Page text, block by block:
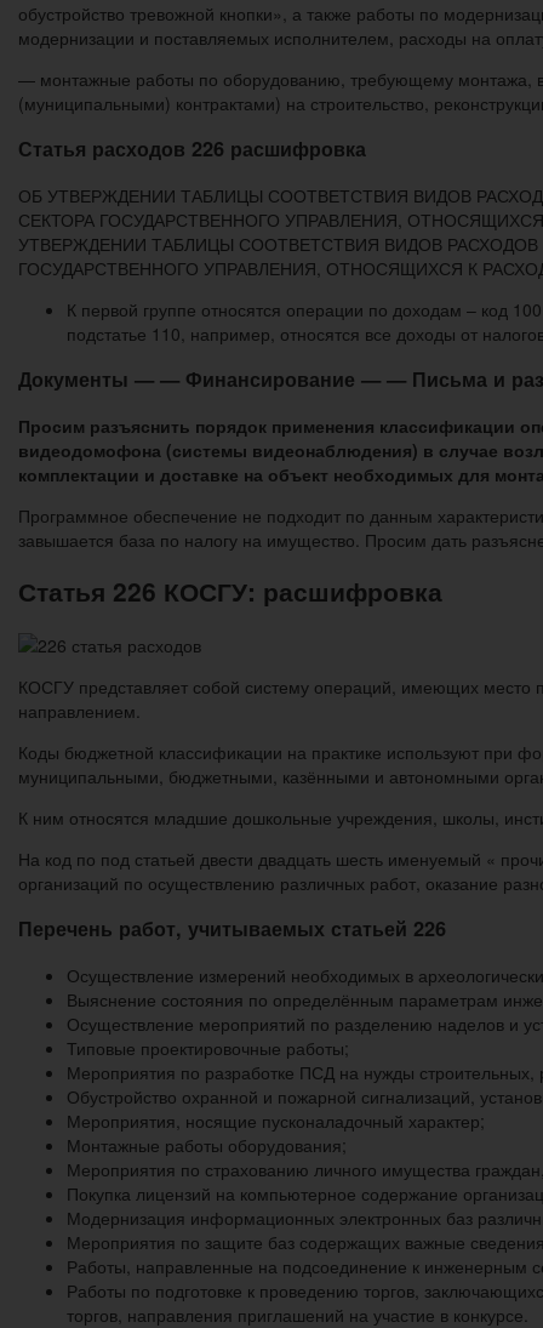
обустройство тревожной кнопки», а также работы по
модернизации и поставляемых исполнителем, расходы на
— монтажные работы по оборудованию, требующему монтажа, в
(муниципальными) контрактами) на строительство,
Статья расходов 226 расшифровка
ОБ УТВЕРЖДЕНИИ ТАБЛИЦЫ СООТВЕТСТВИЯ ВИДОВ
СЕКТОРА ГОСУДАРСТВЕННОГО УПРАВЛЕНИЯ,
УТВЕРЖДЕНИИ ТАБЛИЦЫ СООТВЕТСТВИЯ ВИДОВ
ГОСУДАРСТВЕННОГО УПРАВЛЕНИЯ, ОТНОСЯЩИХСЯ К
К первой группе относятся операции по доходам – код
подстатье 110, например, относятся все доходы от
Документы — — Финансирование — — Письма и
Просим разъяснить порядок применения классификации
видеодомофона (системы видеонаблюдения) в случае
комплектации и доставке на объект необходимых для
Программное обеспечение не подходит по данным
завышается база по налогу на имущество. Просим дать
Статья 226 КОСГУ: расшифровка
КОСГУ представляет собой систему операций, имеющих место
направлением.
Коды бюджетной классификации на практике используют при
муниципальными, бюджетными, казёнными и автономными
К ним относятся младшие дошкольные учреждения, школы,
На код по под статьей двести двадцать шесть именуемый «
организаций по осуществлению различных работ, оказание
Перечень работ, учитываемых статьей 226
Осуществление измерений необходимых в
Выяснение состояния по определённым параметрам
Осуществление мероприятий по разделению наделов и
Типовые проектировочные работы;
Мероприятия по разработке ПСД на нужды
Обустройство охранной и пожарной сигнализаций,
Мероприятия, носящие пусконаладочный характер;
Монтажные работы оборудования;
Мероприятия по страхованию личного имущества
Покупка лицензий на компьютерное содержание
Модернизация информационных электронных баз
Мероприятия по защите баз содержащих важные
Работы, направленные на подсоединение к инженерным
Работы по подготовке к проведению торгов,
торгов, направления приглашений на участие в конкурсе.